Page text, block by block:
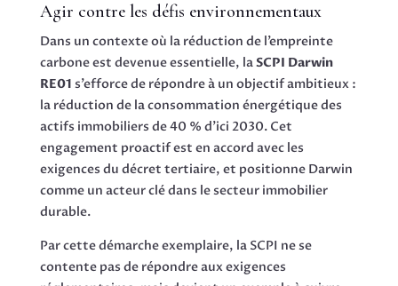
Agir contre les défis environnementaux
Dans un contexte où la réduction de l’empreinte
carbone est devenue essentielle, laSCPI Darwin
RE01 s’efforce de répondre à un objectif ambitieux :
la réduction de la consommation énergétique des
actifs immobiliers de 40 % d’ici 2030. Cet
engagement proactif est en accord avec les
exigences du décret tertiaire, et positionne Darwin
comme un acteur clé dans le secteur immobilier
durable.
Par cette démarche exemplaire, la SCPI ne se
contente pas de répondre aux exigences